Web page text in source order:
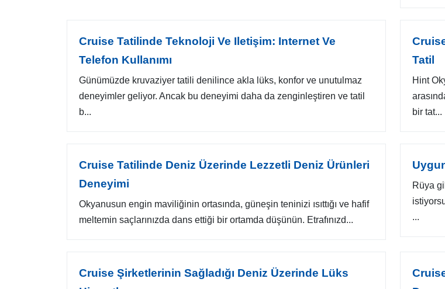
Cruise Tatilinde Teknoloji Ve Iletişim: Internet Ve
Telefon Kullanımı
Günümüzde kruvaziyer tatili denilince akla lüks, konfor ve unutulmaz
deneyimler geliyor. Ancak bu deneyimi daha da zenginleştiren ve tatil
b...
Tatil
Hint
bir tat...
Cruise Tatilinde Deniz Üzerinde Lezzetli Deniz Ürünleri
Deneyimi
Okyanusun engin maviliğinin ortasında, güneşin teninizi ısıttığı ve hafif
meltemin saçlarınızda dans ettiği bir ortamda düşünün. Etrafınızd...
Rüya
...
Cruise Şirketlerinin Sağladığı Deniz Üzerinde Lüks